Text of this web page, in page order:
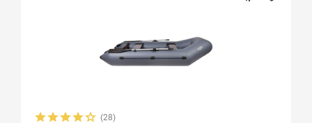
Пассажировместимость
(28)